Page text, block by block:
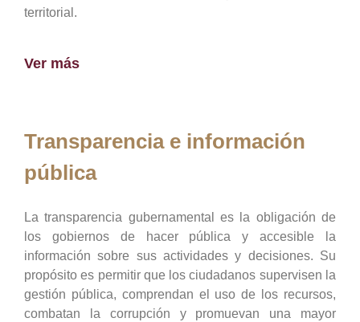
territorial.
Ver más
Transparencia e información
pública
La transparencia gubernamental es la obligación de
los gobiernos de hacer pública y accesible la
información sobre sus actividades y decisiones. Su
propósito es permitir que los ciudadanos supervisen la
gestión pública, comprendan el uso de los recursos,
combatan la corrupción y promuevan una mayor